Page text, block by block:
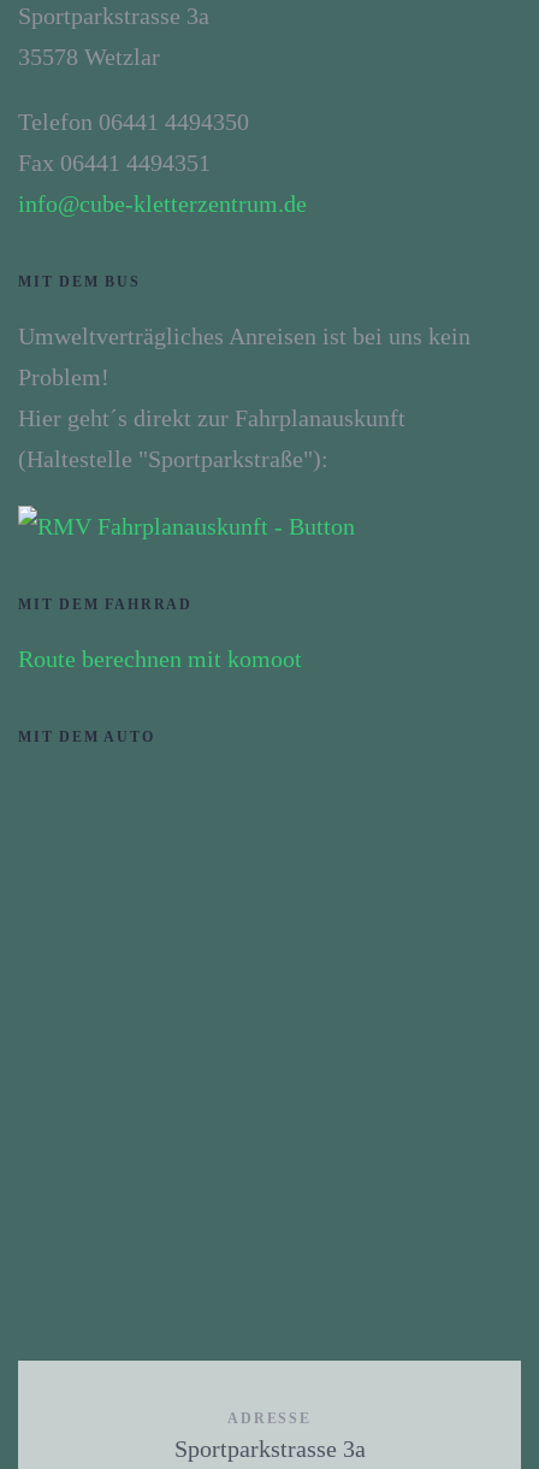
Sportparkstrasse 3a
35578 Wetzlar
Telefon 06441 4494350
Fax 06441 4494351
info@cube-kletterzentrum.de
MIT DEM BUS
Umweltverträgliches Anreisen ist bei uns kein
Problem!
Hier geht´s direkt zur Fahrplanauskunft
(Haltestelle "Sportparkstraße"):
MIT DEM FAHRRAD
Route berechnen mit komoot
MIT DEM AUTO
ADRESSE
Sportparkstrasse 3a